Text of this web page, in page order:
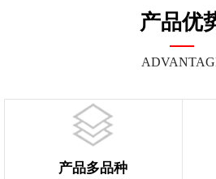
产品优
产品多品种